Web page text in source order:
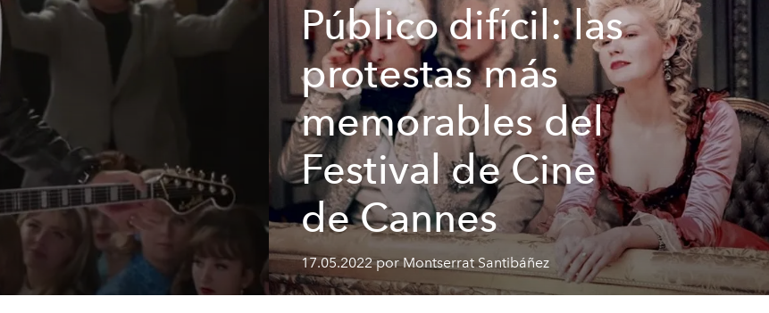
Público difícil: las
protestas más
memorables del
Festival de Cine
de Cannes
17.05.2022 por Montserrat Santibáñez